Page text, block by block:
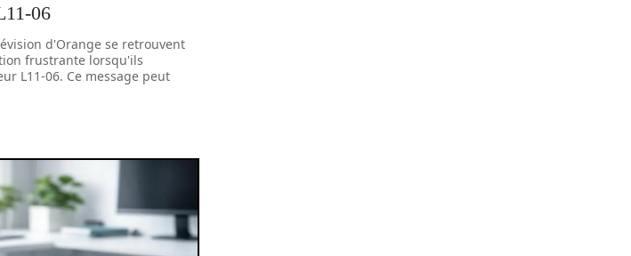
06
d'Orange se retrouvent
frustrante lorsqu'ils
L11-06. Ce message peut